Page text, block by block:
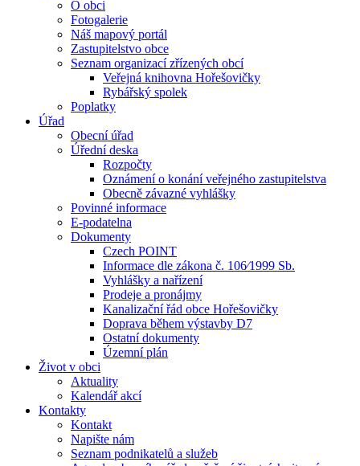
O obci
Fotogalerie
Náš mapový portál
Zastupitelstvo obce
Seznam organizací zřízených obcí
Veřejná knihovna Hořešovičky
Rybářský spolek
Poplatky
Úřad
Obecní úřad
Úřední deska
Rozpočty
Oznámení o konání veřejného zastupitelstva
Obecně závazné vyhlášky
Povinné informace
E-podatelna
Dokumenty
Czech POINT
Informace dle zákona č. 106⁄1999 Sb.
Vyhlášky a nařízení
Prodeje a pronájmy
Kanalizační řád obce Hořešovičky
Doprava během výstavby D7
Ostatní dokumenty
Územní plán
Život v obci
Aktuality
Kalendář akcí
Kontakty
Kontakt
Napište nám
Seznam podnikatelů a služeb